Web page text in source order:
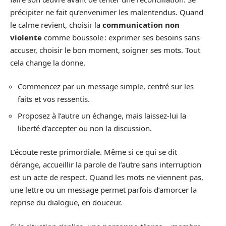
précipiter ne fait qu’envenimer les malentendus. Quand
le calme revient, choisir la communication non
violente comme boussole : exprimer ses besoins sans
accuser, choisir le bon moment, soigner ses mots. Tout
cela change la donne.
Commencez par un message simple, centré sur les
faits et vos ressentis.
Proposez à l’autre un échange, mais laissez-lui la
liberté d’accepter ou non la discussion.
L’écoute reste primordiale. Même si ce qui se dit
dérange, accueillir la parole de l’autre sans interruption
est un acte de respect. Quand les mots ne viennent pas,
une lettre ou un message permet parfois d’amorcer la
reprise du dialogue, en douceur.